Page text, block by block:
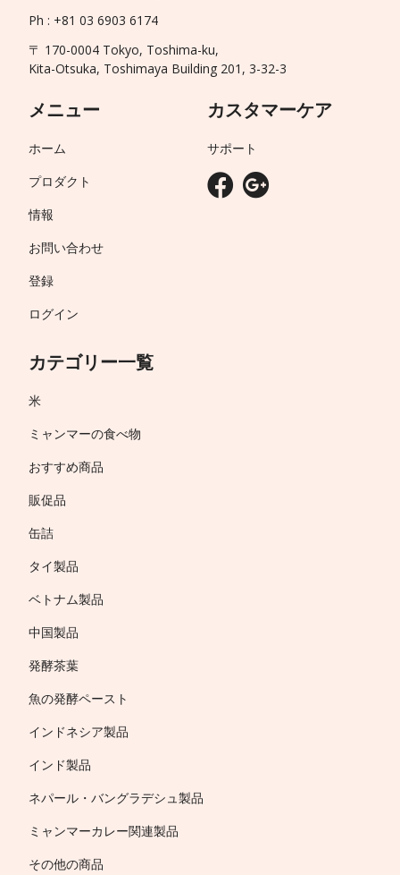
Ph : +81 03 6903 6174
〒 170-0004 Tokyo, Toshima-ku,
Kita-Otsuka, Toshimaya Building 201, 3-32-3
メニュー
ホーム
プロダクト
情報
お問い合わせ
登録
ログイン
カテゴリー一覧
米
ミャンマーの食べ物
おすすめ商品
販促品
缶詰
タイ製品
ベトナム製品
中国製品
発酵茶葉
魚の発酵ペースト
インドネシア製品
インド製品
ネパール・バングラデシュ製品
ミャンマーカレー関連製品
その他の商品
カスタマーケア
サポート